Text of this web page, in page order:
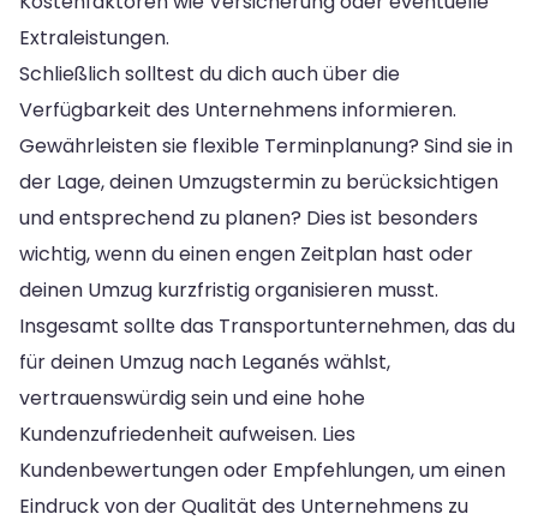
Extraleistungen.
Schließlich solltest du dich auch über die
Verfügbarkeit des Unternehmens informieren.
Gewährleisten sie flexible Terminplanung? Sind sie in
der Lage, deinen Umzugstermin zu berücksichtigen
und entsprechend zu planen? Dies ist besonders
wichtig, wenn du einen engen Zeitplan hast oder
deinen Umzug kurzfristig organisieren musst.
Insgesamt sollte das Transportunternehmen, das du
für deinen Umzug nach Leganés wählst,
vertrauenswürdig sein und eine hohe
Kundenzufriedenheit aufweisen. Lies
Kundenbewertungen oder Empfehlungen, um einen
Eindruck von der Qualität des Unternehmens zu